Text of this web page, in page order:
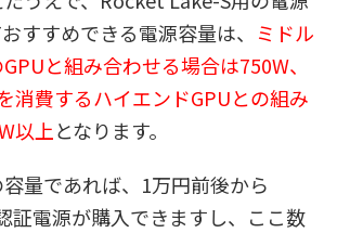
すすめできる電源容量は、
ミドル
と組み合わせる場合は750W、
消費するハイエンドGPUとの組み
以上となります。
量であれば、1万円前後から
証電源が購入できますし、ここ数